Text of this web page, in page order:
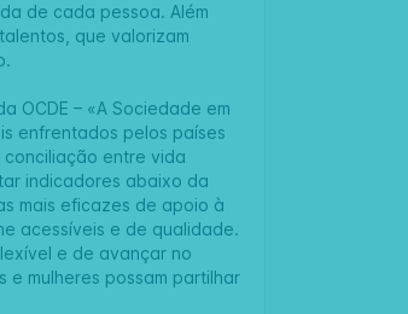
de cada pessoa. Além
que valorizam
OCDE – «A Sociedade em
enfrentados pelos países
entre vida
indicadores abaixo da
mais eficazes de apoio à
acessíveis e de qualidade.
e de avançar no
mulheres possam partilhar